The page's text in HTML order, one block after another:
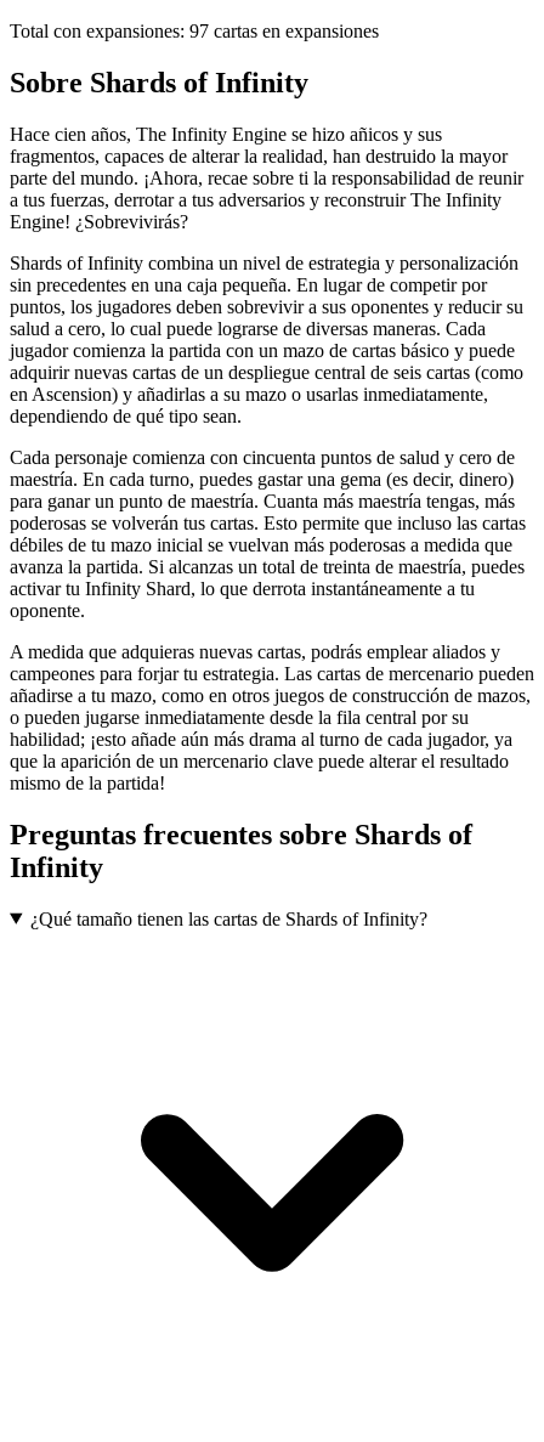
Total con expansiones: 97 cartas en expansiones
Sobre Shards of Infinity
Hace cien años, The Infinity Engine se hizo añicos y sus
fragmentos, capaces de alterar la realidad, han destruido la mayor
parte del mundo. ¡Ahora, recae sobre ti la responsabilidad de reunir
a tus fuerzas, derrotar a tus adversarios y reconstruir The Infinity
Engine! ¿Sobrevivirás?
Shards of Infinity combina un nivel de estrategia y personalización
sin precedentes en una caja pequeña. En lugar de competir por
puntos, los jugadores deben sobrevivir a sus oponentes y reducir su
salud a cero, lo cual puede lograrse de diversas maneras. Cada
jugador comienza la partida con un mazo de cartas básico y puede
adquirir nuevas cartas de un despliegue central de seis cartas (como
en Ascension) y añadirlas a su mazo o usarlas inmediatamente,
dependiendo de qué tipo sean.
Cada personaje comienza con cincuenta puntos de salud y cero de
maestría. En cada turno, puedes gastar una gema (es decir, dinero)
para ganar un punto de maestría. Cuanta más maestría tengas, más
poderosas se volverán tus cartas. Esto permite que incluso las cartas
débiles de tu mazo inicial se vuelvan más poderosas a medida que
avanza la partida. Si alcanzas un total de treinta de maestría, puedes
activar tu Infinity Shard, lo que derrota instantáneamente a tu
oponente.
A medida que adquieras nuevas cartas, podrás emplear aliados y
campeones para forjar tu estrategia. Las cartas de mercenario pueden
añadirse a tu mazo, como en otros juegos de construcción de mazos,
o pueden jugarse inmediatamente desde la fila central por su
habilidad; ¡esto añade aún más drama al turno de cada jugador, ya
que la aparición de un mercenario clave puede alterar el resultado
mismo de la partida!
Preguntas frecuentes sobre Shards of
Infinity
¿Qué tamaño tienen las cartas de Shards of Infinity?